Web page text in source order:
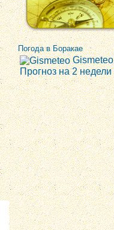
Погода в Боракае
Gismeteo
Прогноз на 2 недели